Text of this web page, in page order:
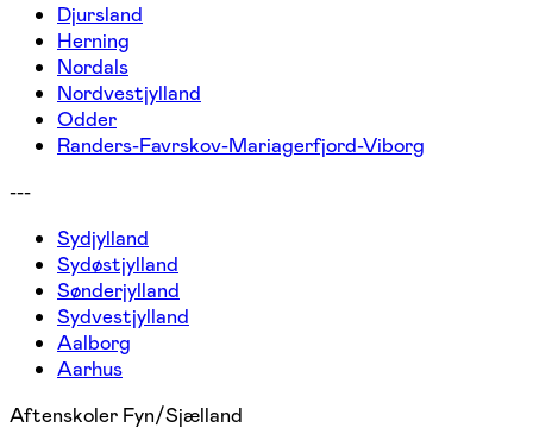
Djursland
Herning
Nordals
Nordvestjylland
Odder
Randers-Favrskov-Mariagerfjord-Viborg
---
Sydjylland
Sydøstjylland
Sønderjylland
Sydvestjylland
Aalborg
Aarhus
Aftenskoler Fyn/Sjælland